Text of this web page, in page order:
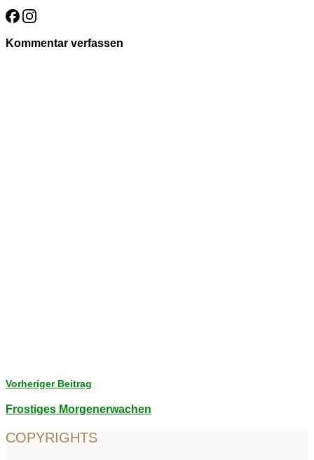
Kommentar verfassen
Vorheriger Beitrag
Frostiges Morgenerwachen
COPYRIGHTS